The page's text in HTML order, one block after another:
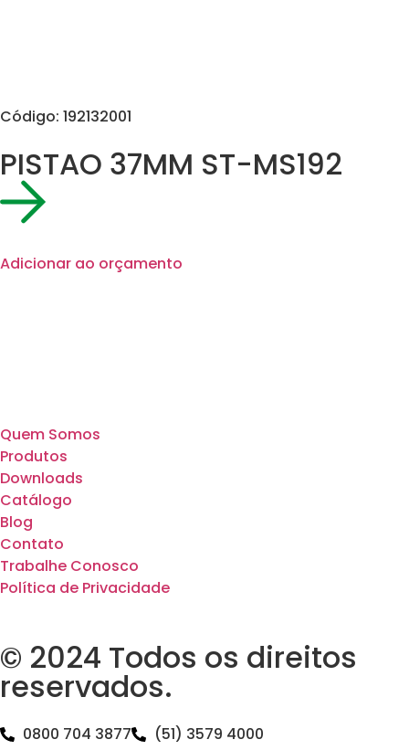
Código: 192132001
PISTAO 37MM ST-MS192
Adicionar ao orçamento
Quem Somos
Produtos
Downloads
Catálogo
Blog
Contato
Trabalhe Conosco
Política de Privacidade
© 2024 Todos os direitos
reservados.
0800 704 3877 (51) 3579 4000